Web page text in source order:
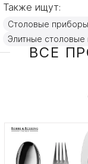
Также ищут:
Столовые
Элитные
ВСЕ